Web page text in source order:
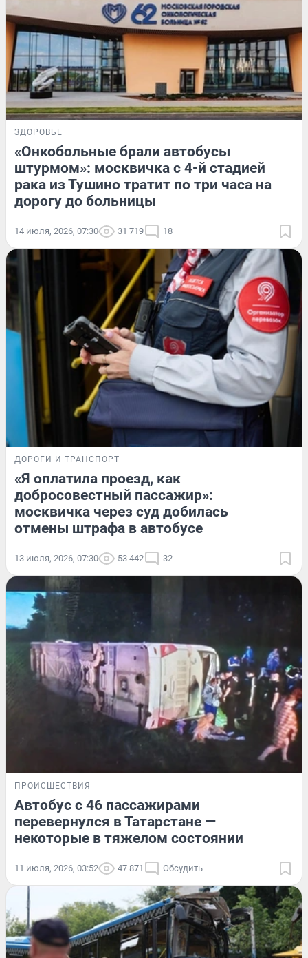
ЗДОРОВЬЕ
«Онкобольные брали автобусы
штурмом»: москвичка с 4-й стадией
рака из Тушино тратит по три часа на
дорогу до больницы
14 июля, 2026, 07:30 31 719 18
ДОРОГИ И ТРАНСПОРТ
«Я оплатила проезд, как
добросовестный пассажир»:
москвичка через суд добилась
отмены штрафа в автобусе
13 июля, 2026, 07:30 53 442 32
ПРОИСШЕСТВИЯ
Автобус с 46 пассажирами
перевернулся в Татарстане —
некоторые в тяжелом состоянии
11 июля, 2026, 03:52 47 871 Обсудить